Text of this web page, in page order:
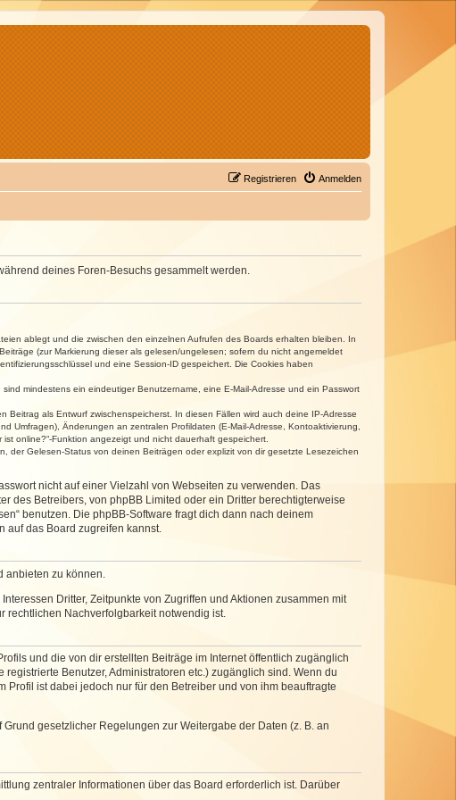
Anmelden
Registrieren
deines Foren-Besuchs gesammelt werden.
ablegt und die zwischen den einzelnen Aufrufen des Boards erhalten bleiben. In
(zur Markierung dieser als gelesen/ungelesen; sofern du nicht angemeldet
und eine Session-ID gespeichert. Die Cookies haben
mindestens ein eindeutiger Benutzername, eine E-Mail-Adresse und ein Passwort
als Entwurf zwischenspeicherst. In diesen Fällen wird auch deine IP-Adresse
Umfragen), Änderungen an zentralen Profildaten (E-Mail-Adresse, Kontoaktivierung,
online?“-Funktion angezeigt und nicht dauerhaft gespeichert.
der Gelesen-Status von deinen Beiträgen oder explizit von dir gesetzte Lesezeichen
nicht auf einer Vielzahl von Webseiten zu verwenden. Das
des Betreibers, von phpBB Limited oder ein Dritter berechtigterweise
benutzen. Die phpBB-Software fragt dich dann nach deinem
auf das Board zugreifen kannst.
zu können.
Dritter, Zeitpunkte von Zugriffen und Aktionen zusammen mit
Nachverfolgbarkeit notwendig ist.
und die von dir erstellten Beiträge im Internet öffentlich zugänglich
Benutzer, Administratoren etc.) zugänglich sind. Wenn du
ist dabei jedoch nur für den Betreiber und von ihm beauftragte
gesetzlicher Regelungen zur Weitergabe der Daten (z. B. an
zentraler Informationen über das Board erforderlich ist. Darüber